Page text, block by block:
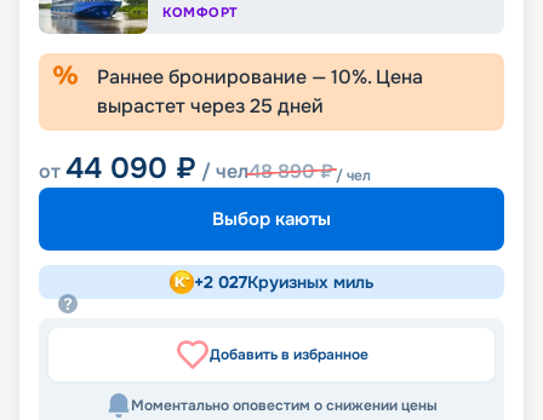
КОМФОРТ
Раннее бронирование —10%. Цена
вырастет через25 дней
от44 090 ₽ / чел48 890₽/ чел
Выбор каюты
+2 027Круизных миль
Добавить в избранное
Моментально оповестим о снижении цены